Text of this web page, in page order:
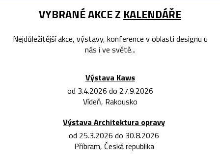
VYBRANÉ AKCE Z KALENDÁŘE
Nejdůležitější akce, výstavy, konference v oblasti designu u
nás i ve světě...
Výstava Kaws
od 3.4.2026 do 27.9.2026
Vídeň, Rakousko
Výstava Architektura opravy
od 25.3.2026 do 30.8.2026
Příbram, Česká republika